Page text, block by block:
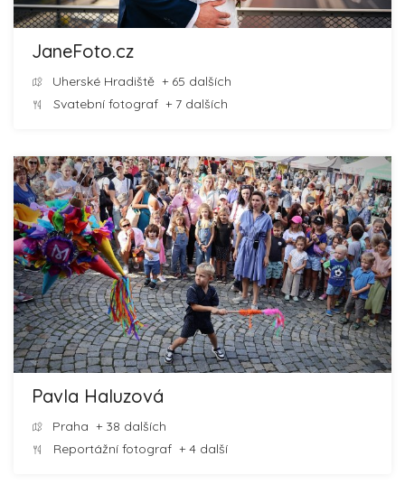
JaneFoto.cz
Uherské Hradiště + 65 dalších
Svatební fotograf + 7 dalších
Pavla Haluzová
Praha + 38 dalších
Reportážní fotograf + 4 další